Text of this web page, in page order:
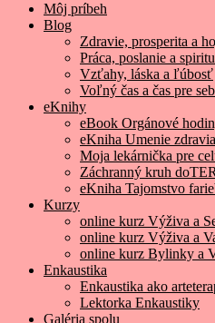
Môj príbeh
Blog
Zdravie, prosperita a
Práca, poslanie a
Vzťahy, láska a ľúbosť
Voľný čas a čas pre
eKnihy
eBook Orgánové
eKniha Umenie zdravia
Moja lekárnička pre
Záchranný kruh
eKniha Tajomstvo
Kurzy
online kurz Výživa a
online kurz Výživa a
online kurz Bylinky a
Enkaustika
Enkaustika ako
Lektorka Enkaustiky
Galéria spolu